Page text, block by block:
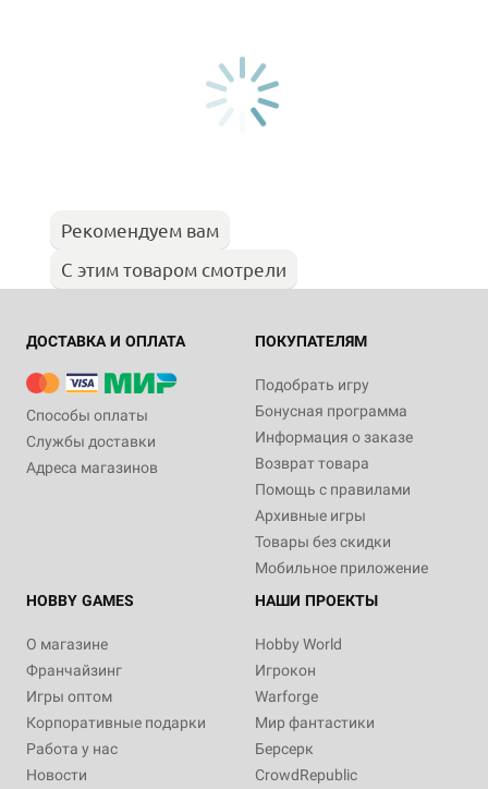
Рекомендуем вам
С этим товаром смотрели
ДОСТАВКА И ОПЛАТА
Способы оплаты
Службы доставки
Адреса магазинов
ПОКУПАТЕЛЯМ
Подобрать игру
Бонусная программа
Информация о заказе
Возврат товара
Помощь с правилами
Архивные игры
Товары без скидки
Мобильное приложение
HOBBY GAMES
О магазине
Франчайзинг
Игры оптом
Корпоративные подарки
Работа у нас
Новости
НАШИ ПРОЕКТЫ
Hobby World
Игрокон
Warforge
Мир фантастики
Берсерк
CrowdRepublic